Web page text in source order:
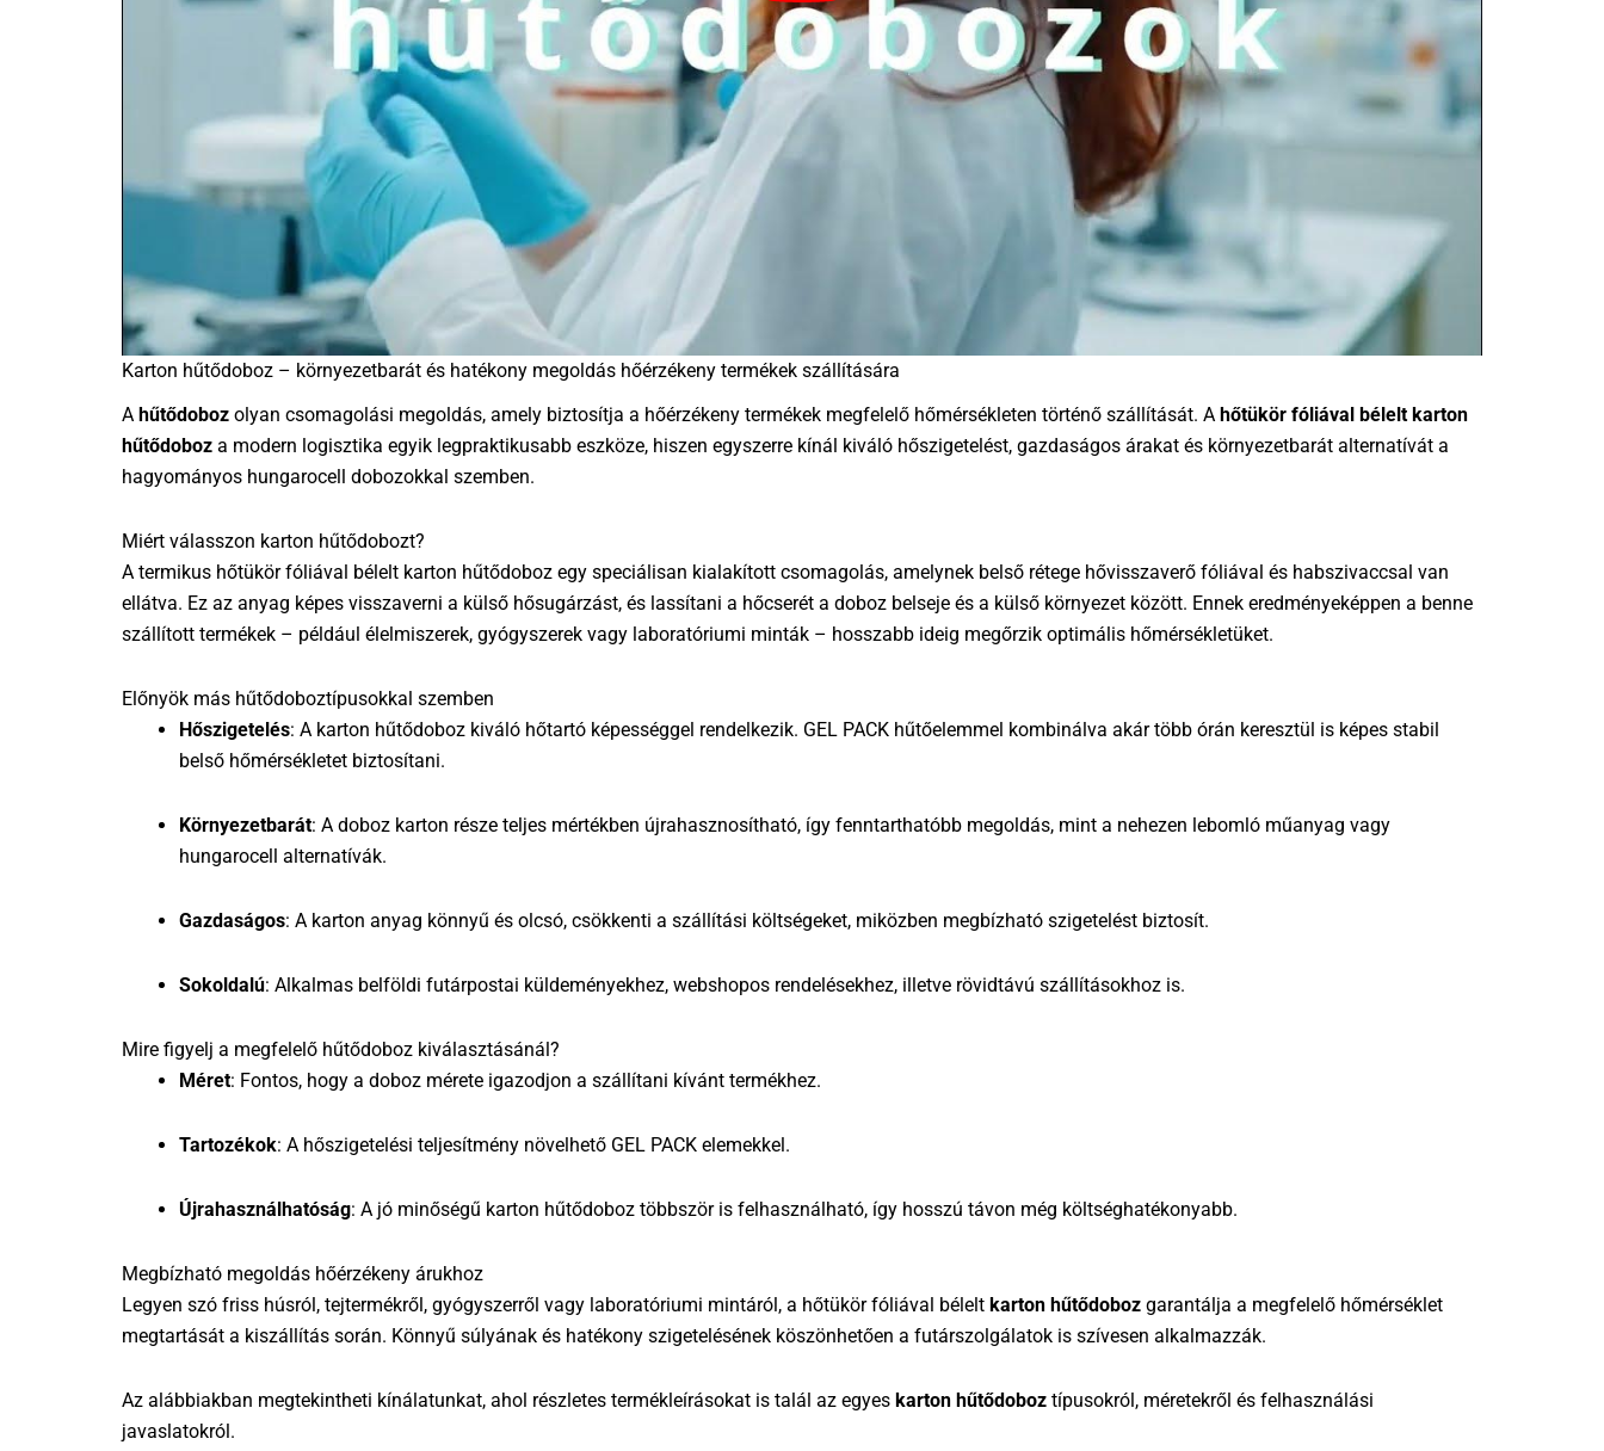
Karton hűtődoboz – környezetbarát és hatékony megoldás hőérzékeny termékek szállítására
A hűtődoboz olyan csomagolási megoldás, amely biztosítja a hőérzékeny termékek megfelelő hőmérsékleten történő szállítását. A hőtükör fóliával bélelt karton
hűtődoboz a modern logisztika egyik legpraktikusabb eszköze, hiszen egyszerre kínál kiváló hőszigetelést, gazdaságos árakat és környezetbarát alternatívát a
hagyományos hungarocell dobozokkal szemben.
Miért válasszon karton hűtődobozt?
A termikus hőtükör fóliával bélelt karton hűtődoboz egy speciálisan kialakított csomagolás, amelynek belső rétege hővisszaverő fóliával és habszivaccsal van
ellátva. Ez az anyag képes visszaverni a külső hősugárzást, és lassítani a hőcserét a doboz belseje és a külső környezet között. Ennek eredményeképpen a benne
szállított termékek – például élelmiszerek, gyógyszerek vagy laboratóriumi minták – hosszabb ideig megőrzik optimális hőmérsékletüket.
Előnyök más hűtődoboztípusokkal szemben
Hőszigetelés: A karton hűtődoboz kiváló hőtartó képességgel rendelkezik. GEL PACK hűtőelemmel kombinálva akár több órán keresztül is képes stabil
belső hőmérsékletet biztosítani.
Környezetbarát: A doboz karton része teljes mértékben újrahasznosítható, így fenntarthatóbb megoldás, mint a nehezen lebomló műanyag vagy
hungarocell alternatívák.
Gazdaságos: A karton anyag könnyű és olcsó, csökkenti a szállítási költségeket, miközben megbízható szigetelést biztosít.
Sokoldalú: Alkalmas belföldi futárpostai küldeményekhez, webshopos rendelésekhez, illetve rövidtávú szállításokhoz is.
Mire figyelj a megfelelő hűtődoboz kiválasztásánál?
Méret: Fontos, hogy a doboz mérete igazodjon a szállítani kívánt termékhez.
Tartozékok: A hőszigetelési teljesítmény növelhető GEL PACK elemekkel.
Újrahasználhatóság: A jó minőségű karton hűtődoboz többször is felhasználható, így hosszú távon még költséghatékonyabb.
Megbízható megoldás hőérzékeny árukhoz
Legyen szó friss húsról, tejtermékről, gyógyszerről vagy laboratóriumi mintáról, a hőtükör fóliával bélelt karton hűtődoboz garantálja a megfelelő hőmérséklet
megtartását a kiszállítás során. Könnyű súlyának és hatékony szigetelésének köszönhetően a futárszolgálatok is szívesen alkalmazzák.
Az alábbiakban megtekintheti kínálatunkat, ahol részletes termékleírásokat is talál az egyes karton hűtődoboz típusokról, méretekről és felhasználási
javaslatokról.